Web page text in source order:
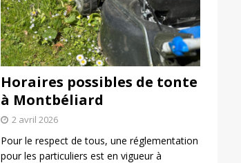
Horaires possibles de tonte
à Montbéliard
2 avril 2026
Pour le respect de tous, une réglementation
pour les particuliers est en vigueur à